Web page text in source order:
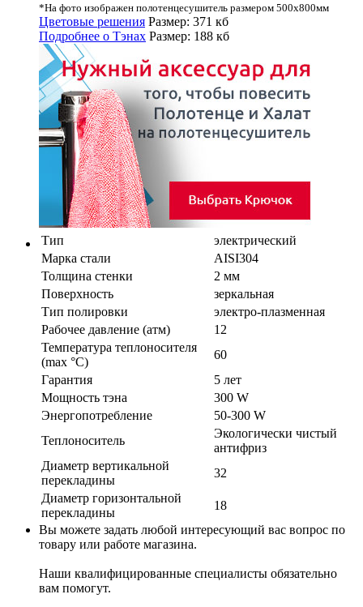
*На фото изображен полотенцесушитель размером 500х800мм
Цветовые решения Размер: 371 кб
Подробнее о Тэнах Размер: 188 кб
Тип
электрический
Марка стали
AISI304
Толщина стенки
2 мм
Поверхность
зеркальная
Тип полировки
электро-плазменная
Рабочее давление (атм)
12
Температура теплоносителя
(max °C)
60
Гарантия
5 лет
Мощность тэна
300 W
Энергопотребление
50-300 W
Теплоноситель
Экологически чистый
антифриз
Диаметр вертикальной
перекладины
32
Диаметр горизонтальной
перекладины
18
Вы можете задать любой интересующий вас вопрос по
товару или работе магазина.
Наши квалифицированные специалисты обязательно
вам помогут.